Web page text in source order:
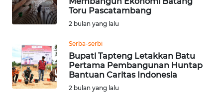
Toru Pascatambang
2 bulan yang lalu
Serba-serbi
Bupati Tapteng Letakkan Batu
Pertama Pembangunan Huntap
Bantuan Caritas Indonesia
2 bulan yang lalu
Group
WAHANA
TANI